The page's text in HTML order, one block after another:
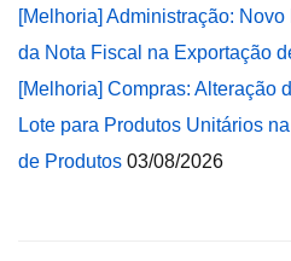
[Melhoria] Administração:
da Nota Fiscal na Exportação
[Melhoria] Compras: Alteração
Lote para Produtos Unitários
de Produtos 03/08/2026